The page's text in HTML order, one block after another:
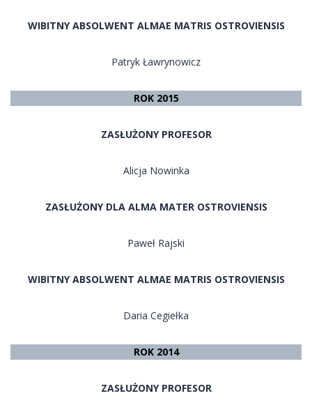
WIBITNY ABSOLWENT ALMAE MATRIS OSTROVIENSIS
Patryk Ławrynowicz
ROK 2015
ZASŁUŻONY PROFESOR
Alicja Nowinka
ZASŁUŻONY DLA ALMA MATER OSTROVIENSIS
Paweł Rajski
WIBITNY ABSOLWENT ALMAE MATRIS OSTROVIENSIS
Daria Cegiełka
ROK 2014
ZASŁUŻONY PROFESOR